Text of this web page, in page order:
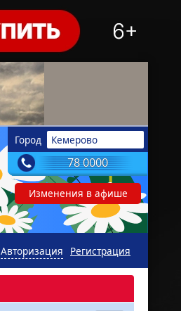
Город Кемерово
78 0000
Изменения в афише
Регистрация
Авторизация